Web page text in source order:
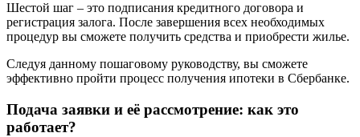
Шестой шаг – это подписания кредитного договора и
регистрация залога. После завершения всех необходимых
процедур вы сможете получить средства и приобрести жилье.
Следуя данному пошаговому руководству, вы сможете
эффективно пройти процесс получения ипотеки в Сбербанке.
Подача заявки и её рассмотрение: как это
работает?